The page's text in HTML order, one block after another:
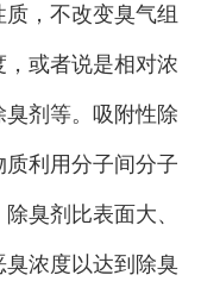
，不改变臭气组
或者说是相对浓
剂等。吸附性除
利用分子间分子
臭剂比表面大、
浓度以达到除臭